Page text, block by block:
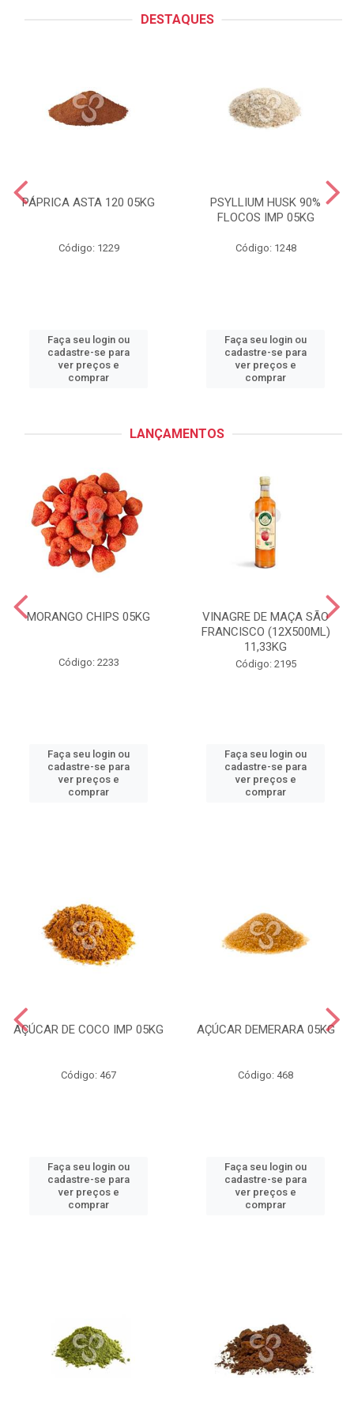
DESTAQUES
PÁPRICA ASTA 120 05KG
Código: 1229
Faça seu login ou
cadastre-se para
ver preços e
comprar
PSYLLIUM HUSK 90%
FLOCOS IMP 05KG
Código: 1248
Faça seu login ou
cadastre-se para
ver preços e
comprar
LANÇAMENTOS
MORANGO CHIPS 05KG
Código: 2233
Faça seu login ou
cadastre-se para
ver preços e
comprar
VINAGRE DE MAÇA SÃO
FRANCISCO (12X500ML)
11,33KG
Código: 2195
Faça seu login ou
cadastre-se para
ver preços e
comprar
AÇÚCAR DE COCO IMP 05KG
Código: 467
Faça seu login ou
cadastre-se para
ver preços e
comprar
AÇÚCAR DEMERARA 05KG
Código: 468
Faça seu login ou
cadastre-se para
ver preços e
comprar